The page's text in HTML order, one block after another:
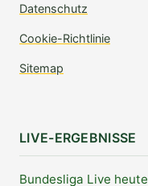
Datenschutz
Cookie-Richtlinie
Sitemap
LIVE-ERGEBNISSE
Bundesliga Live heute